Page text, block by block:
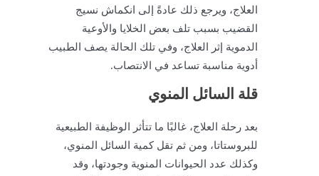
العلاج، ويرجع ذلك عادةً إلى انكماش نسيج
القضيب بسبب تلف بعض الخلايا والأوعية
الدموية إثر العلاج، وفي تلك الحالة يصف الطبيب
أدوية مناسبة تساعد في الانتصاب.
قلة السائل المنوي
بعد رحلة العلاج، غالبًا ما تتأثر الوظيفة الطبيعية
للبروستاتا، ومن ثم تقل كمية السائل المنوي،
وكذلك عدد الحيوانات المنوية وجودتها، وقد